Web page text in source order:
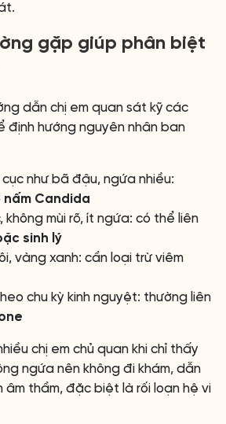
gặp giúp phân biệt
dẫn chị em quan sát kỹ các
định hướng nguyên nhân ban
cục như bã đậu, ngứa nhiều:
nấm Candida
không mùi rõ, ít ngứa: có thể liên
sinh lý
vàng xanh: cần loại trừ viêm
chu kỳ kinh nguyệt: thường liên
chị em chủ quan khi chỉ thấy
ngứa nên không đi khám, dẫn
thầm, đặc biệt là rối loạn hệ vi